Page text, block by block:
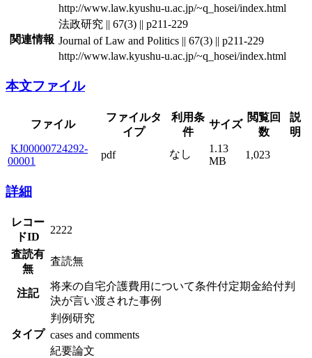
http://www.law.kyushu-u.ac.jp/~q_hosei/index.html
関連情報
法政研究 || 67(3) || p211-229
Journal of Law and Politics || 67(3) || p211-229
http://www.law.kyushu-u.ac.jp/~q_hosei/index.html
本文ファイル
ファイル
ファイルタ
イプ
利用条
件
サイズ
閲覧回
数
説
明
KJ00000724292-
00001
pdf なし
1.13
MB
1,023
詳細
レコー
ドID
2222
査読有
無
査読無
注記
将来の自宅介護費用について条件付定期金給付判
決が言い渡された事例
タイプ
判例研究
cases and comments
紀要論文